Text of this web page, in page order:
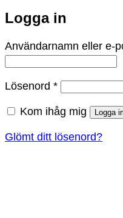
Logga in
Användarnamn eller e-
Lösenord *Obligatoriskt
Kom ihåg mig Logga
Glömt ditt lösenord?